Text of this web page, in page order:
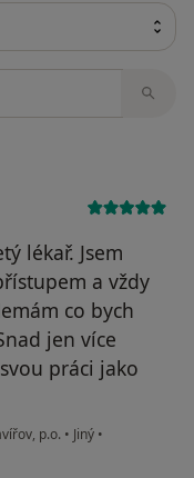
lékař. Jsem
a vždy
co bych
jen více
práci jako
p.o. • Jiný •